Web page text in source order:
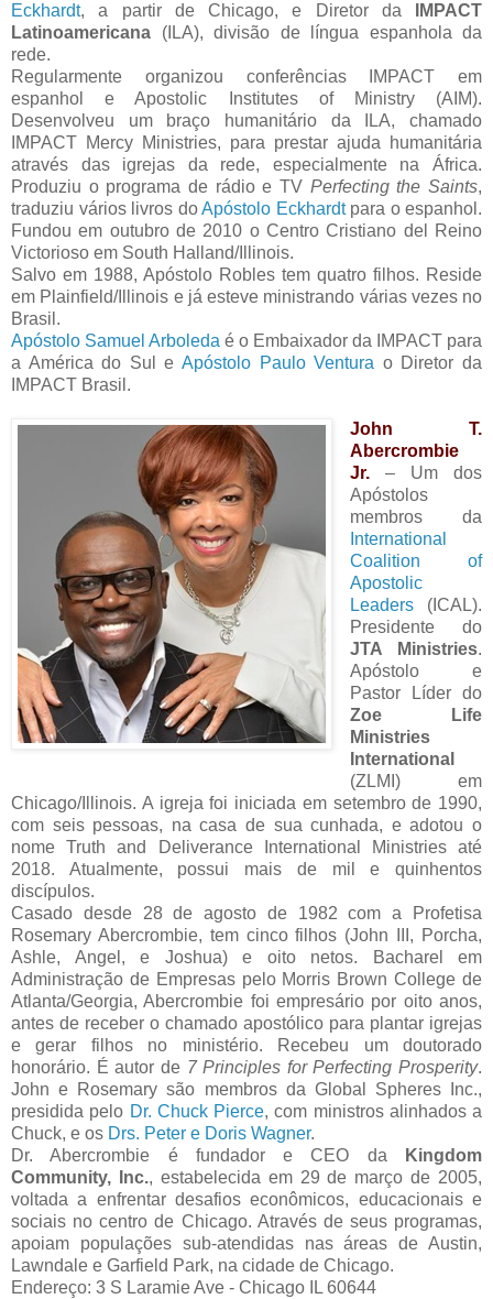
Eckhardt, a partir de Chicago, e Diretor da
IMPACT
Latinoamericana (ILA), divisão de língua espanhola da
rede.
Regularmente organizou conferências IMPACT em
espanhol e Apostolic Institutes of Ministry (AIM).
Desenvolveu um braço humanitário da ILA, chamado
IMPACT Mercy Ministries, para prestar ajuda humanitária
através das igrejas da rede, especialmente na África.
Produziu o programa de rádio e TV Perfecting the Saints,
traduziu vários livros doApóstolo Eckhardtpara o espanhol.
Fundou em outubro de 2010 o Centro Cristiano del Reino
Victorioso em South Halland/Illinois.
Salvo em 1988, Apóstolo Robles tem quatro filhos. Reside
em Plainfield/Illinois e já esteve ministrando várias vezes no
Brasil.
Apóstolo Samuel Arboleda é o Embaixador da IMPACT para
a América do Sul e Apóstolo Paulo Ventura o Diretor da
IMPACT Brasil.
John T.
Abercrombie
Jr.– Um dos
Apóstolos
membros da
International
Coalition of
Apostolic
Leaders(ICAL).
Presidente do
JTA Ministries.
Apóstolo e
Pastor Líder do
Zoe Life
Ministries
International
(ZLMI) em
Chicago/Illinois. A igreja foi iniciada em setembro de 1990,
com seis pessoas, na casa de sua cunhada, e adotou o
nome Truth and Deliverance International Ministries até
2018. Atualmente, possui mais de mil e quinhentos
discípulos.
Casado desde 28 de agosto de 1982 com a Profetisa
Rosemary Abercrombie, tem cinco filhos (John III, Porcha,
Ashle, Angel, e Joshua) e oito netos. Bacharel em
Administração de Empresas pelo Morris Brown College de
Atlanta/Georgia, Abercrombie foi empresário por oito anos,
antes de receber o chamado apostólico para plantar igrejas
e gerar filhos no ministério. Recebeu um doutorado
honorário. É autor de 7 Principles for Perfecting Prosperity.
John e Rosemary são membros da Global Spheres Inc.,
presidida pelo Dr. Chuck Pierce, com ministros alinhados a
Chuck, e os Drs. Peter e Doris Wagner.
Dr. Abercrombie é fundador e CEO da
Kingdom
Community, Inc., estabelecida em 29 de março de 2005,
voltada a enfrentar desafios econômicos, educacionais e
sociais no centro de Chicago. Através de seus programas,
apoiam populações sub-atendidas nas áreas de Austin,
Lawndale e Garfield Park, na cidade de Chicago.
Endereço: 3 S Laramie Ave - Chicago IL 60644